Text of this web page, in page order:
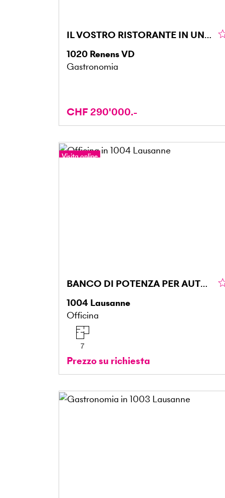
IL VOSTRO RISTORANTE IN UNA POSIZIONE STRATEGICA
1020 Renens VD
Gastronomia
CHF 290'000.-
Visita online
BANCO DI POTENZA PER AUTOVEICOLI
1004 Lausanne
Officina
7
Prezzo su richiesta